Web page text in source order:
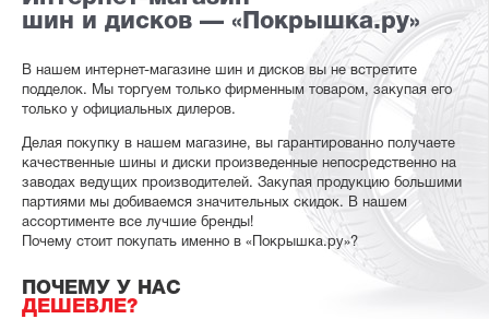
шин и дисков — «Покрышка.ру»
В нашем интернет-магазине шин и дисков вы не встретите
подделок. Мы торгуем только фирменным товаром, закупая его
только у официальных дилеров.
Делая покупку в нашем магазине, вы гарантированно получаете
качественные шины и диски произведенные непосредственно на
заводах ведущих производителей. Закупая продукцию большими
партиями мы добиваемся значительных скидок. В нашем
ассортименте все лучшие бренды!
Почему стоит покупать именно в «Покрышка.ру»?
ПОЧЕМУ У НАС
ДЕШЕВЛЕ?